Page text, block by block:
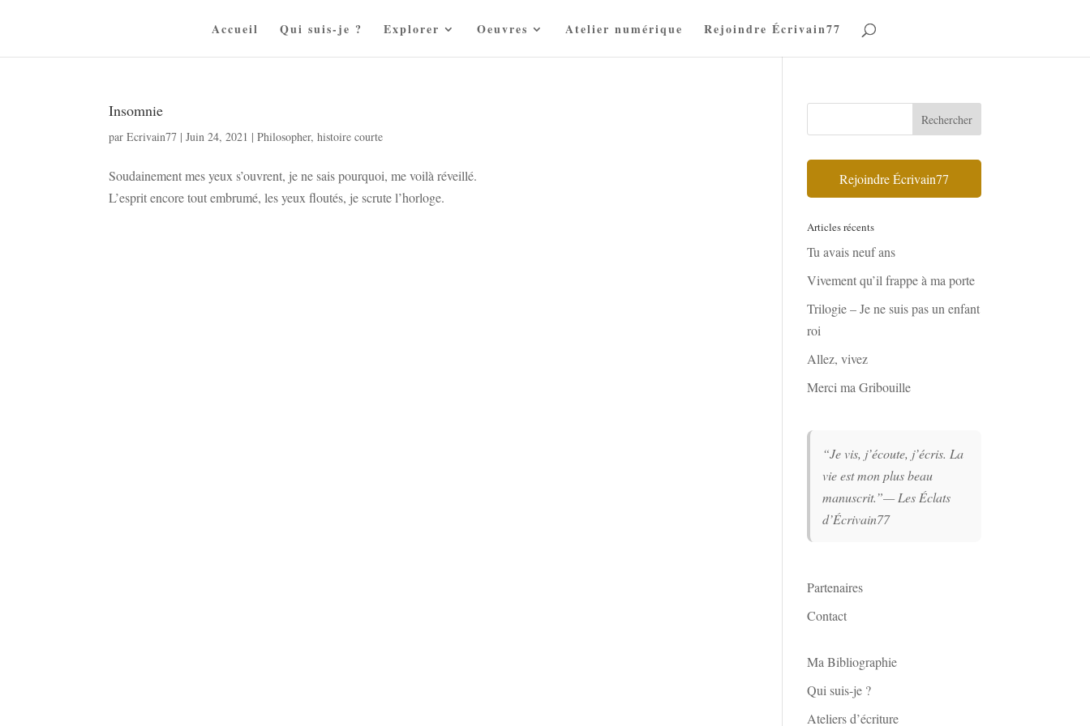
Accueil Qui suis-je ? Explorer Oeuvres Atelier numérique Rejoindre Écrivain77
Insomnie
parEcrivain77 |Juin 24, 2021 |Philosopher,histoire courte
Soudainement mes yeux s’ouvrent, je ne sais pourquoi, me voilà réveillé.
L’esprit encore tout embrumé, les yeux floutés, je scrute l’horloge.
Rejoindre Écrivain77
Articles récents
Tu avais neuf ans
Vivement qu’il frappe à ma porte
Trilogie – Je ne suis pas un enfant
roi
Allez, vivez
Merci ma Gribouille
“Je vis, j’écoute, j’écris. La
vie est mon plus beau
manuscrit.”— Les Éclats
d’Écrivain77
Partenaires
Contact
Ma Bibliographie
Qui suis-je ?
Ateliers d’écriture